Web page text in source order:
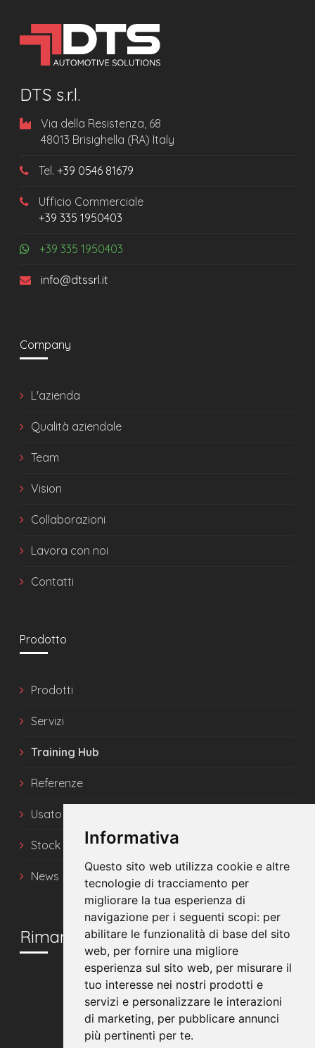
Informativa
Questo sito web utilizza cookie e altre
tecnologie di tracciamento per
migliorare la tua esperienza di
navigazione per i seguenti scopi: per
abilitare le funzionalità di base del sito
web, per fornire una migliore
esperienza sul sito web, per misurare il
tuo interesse nei nostri prodotti e
servizi e personalizzare le interazioni
di marketing, per pubblicare annunci
più pertinenti per te.
DTS s.r.l.
Via della Resistenza, 68
48013 Brisighella (RA) Italy
Tel.+39 0546 81679
Ufficio Commerciale
+39 335 1950403
+39 335 1950403
info@dtssrl.it
Company
L'azienda
Qualità aziendale
Team
Vision
Collaborazioni
Lavora con noi
Contatti
Prodotto
Prodotti
Servizi
Training Hub
Referenze
Usato
Stock
News
Rimani in contatto